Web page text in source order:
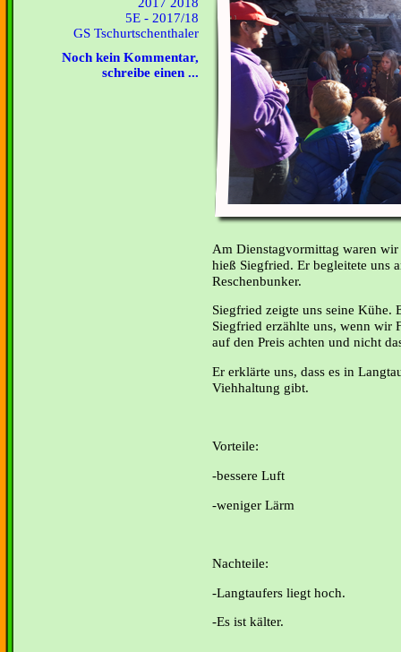
5E - 2017/18
GS Tschurtschenthaler
Noch kein Kommentar,
schreibe einen ...
Am Dienstagvormittag waren
hieß Siegfried. Er begleitete uns
Reschenbunker.
Siegfried zeigte uns seine Kühe.
Siegfried erzählte uns, wenn wir
auf den Preis achten und nicht
Er erklärte uns, dass es in
Viehhaltung gibt.
Vorteile:
-bessere Luft
-weniger Lärm
-Langtaufers liegt hoch.
-Es ist kälter.